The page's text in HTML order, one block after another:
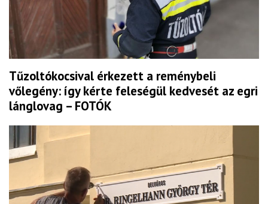
Tűzoltókocsival érkezett a reménybeli
vőlegény: így kérte feleségül kedvesét az egri
lánglovag – FOTÓK